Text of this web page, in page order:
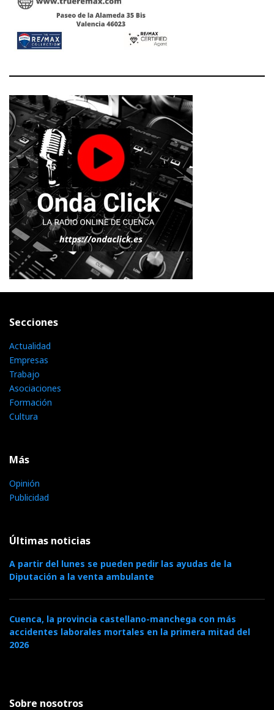
Secciones
Actualidad
Empresas
Trabajo
Asociaciones
Formación
Cultura
Más
Opinión
Publicidad
Últimas noticias
A partir del lunes se pueden pedir las ayudas de la
Diputación a la venta ambulante
Cuenca, la provincia castellano-manchega con más
accidentes laborales mortales en la primera mitad del
2026
Sobre nosotros